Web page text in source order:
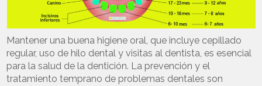
Mantener una buena higiene oral, que incluye cepillado
regular, uso de hilo dental y visitas al dentista, es esencial
para la salud de la dentición. La prevención y el
tratamiento temprano de problemas dentales son